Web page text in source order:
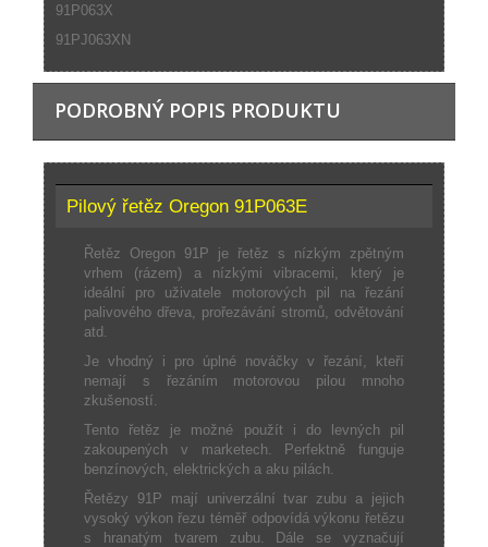
91P063X
91PJ063XN
PODROBNÝ POPIS PRODUKTU
Pilový řetěz Oregon 91P063E
Řetěz Oregon 91P je řetěz s nízkým zpětným
vrhem (rázem) a nízkými vibracemi, který je
ideální pro uživatele motorových pil na řezání
palivového dřeva, prořezávání stromů, odvětování
atd.
Je vhodný i pro úplné nováčky v řezání, kteří
nemají s řezáním motorovou pilou mnoho
zkušeností.
Tento řetěz je možné použít i do levných pil
zakoupených v marketech. Perfektně funguje
benzínových, elektrických a aku pilách.
Řetězy 91P mají univerzální tvar zubu a jejich
vysoký výkon řezu téměř odpovídá výkonu řetězu
s hranatým tvarem zubu. Dále se vyznačují